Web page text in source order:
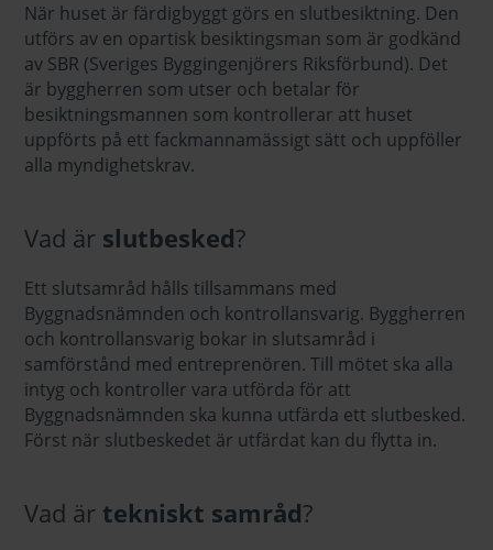
När huset är färdigbyggt görs en slutbesiktning. Den
utförs av en opartisk besiktingsman som är godkänd
av SBR (Sveriges Byggingenjörers Riksförbund). Det
är byggherren som utser och betalar för
besiktningsmannen som kontrollerar att huset
uppförts på ett fackmannamässigt sätt och uppföller
alla myndighetskrav.
Vad är slutbesked?
Ett slutsamråd hålls tillsammans med
Byggnadsnämnden och kontrollansvarig. Byggherren
och kontrollansvarig bokar in slutsamråd i
samförstånd med entreprenören. Till mötet ska alla
intyg och kontroller vara utförda för att
Byggnadsnämnden ska kunna utfärda ett slutbesked.
Först när slutbeskedet är utfärdat kan du flytta in.
Vad är tekniskt samråd?